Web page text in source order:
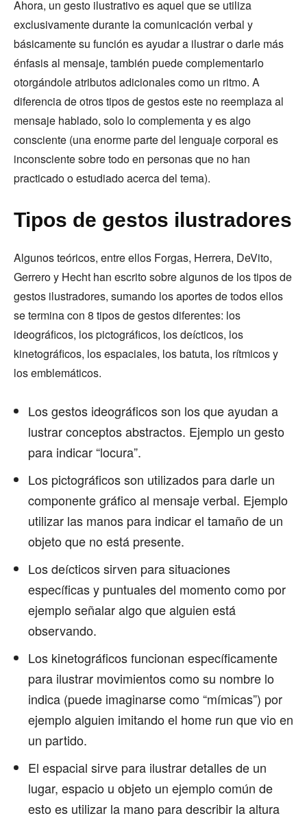
Ahora, un gesto ilustrativo es aquel que se utiliza
exclusivamente durante la comunicación verbal y
básicamente su función es ayudar a ilustrar o darle más
énfasis al mensaje, también puede complementarlo
otorgándole atributos adicionales como un ritmo. A
diferencia de otros tipos de gestos este no reemplaza al
mensaje hablado, solo lo complementa y es algo
consciente (una enorme parte del lenguaje corporal es
inconsciente sobre todo en personas que no han
practicado o estudiado acerca del tema).
Tipos de gestos ilustradores
Algunos teóricos, entre ellos Forgas, Herrera, DeVito,
Gerrero y Hecht han escrito sobre algunos de los tipos de
gestos ilustradores, sumando los aportes de todos ellos
se termina con 8 tipos de gestos diferentes: los
ideográficos, los pictográficos, los deícticos, los
kinetográficos, los espaciales, los batuta, los rítmicos y
los emblemáticos.
Los gestos ideográficos son los que ayudan a
lustrar conceptos abstractos. Ejemplo un gesto
para indicar “locura”.
Los pictográficos son utilizados para darle un
componente gráfico al mensaje verbal. Ejemplo
utilizar las manos para indicar el tamaño de un
objeto que no está presente.
Los deícticos sirven para situaciones
específicas y puntuales del momento como por
ejemplo señalar algo que alguien está
observando.
Los kinetográficos funcionan específicamente
para ilustrar movimientos como su nombre lo
indica (puede imaginarse como “mímicas”) por
ejemplo alguien imitando el home run que vio en
un partido.
El espacial sirve para ilustrar detalles de un
lugar, espacio u objeto un ejemplo común de
esto es utilizar la mano para describir la altura